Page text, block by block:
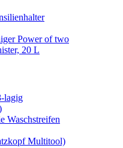
Power of two
20 L
lagig
Waschstreifen
Multitool)